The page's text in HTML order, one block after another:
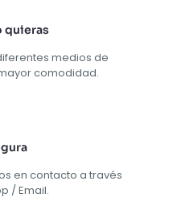
quieras
medios de
comodidad.
en contacto a través
/ Email.